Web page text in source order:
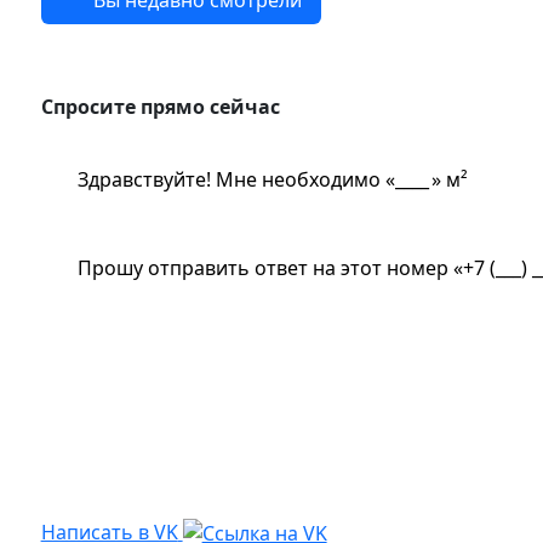
Спросите прямо сейчас
Здравствуйте! Мне необходимо « » м²
Прошу отправить ответ на этот номер «
Написать в VK
Написать в VK